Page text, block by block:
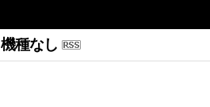
機種なし